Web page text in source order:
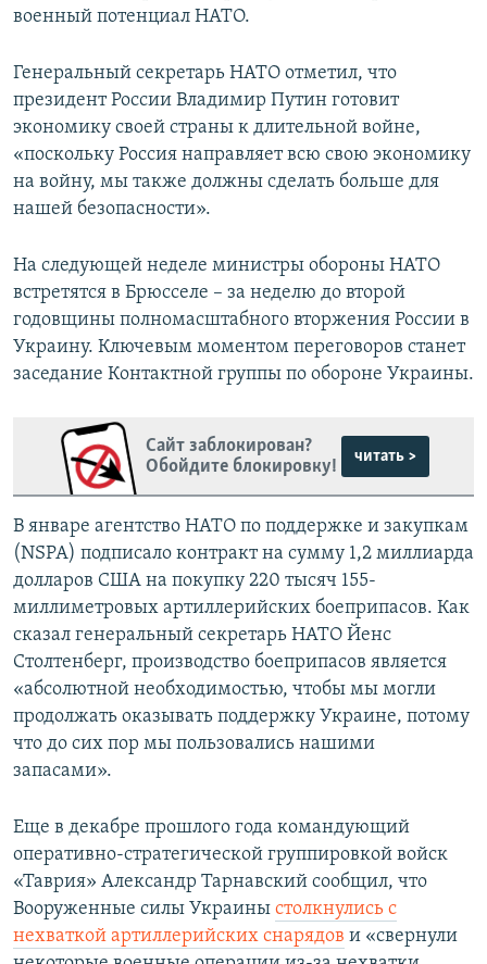
военный потенциал НАТО.
Генеральный секретарь НАТО отметил, что
президент России Владимир Путин готовит
экономику своей страны к длительной войне,
«поскольку Россия направляет всю свою экономику
на войну, мы также должны сделать больше для
нашей безопасности».
На следующей неделе министры обороны НАТО
встретятся в Брюсселе – за неделю до второй
годовщины полномасштабного вторжения России в
Украину. Ключевым моментом переговоров станет
заседание Контактной группы по обороне Украины.
Сайт заблокирован?
Обойдите блокировку!
читать >
В январе агентство НАТО по поддержке и закупкам
(NSPA) подписало контракт на сумму 1,2 миллиарда
долларов США на покупку 220 тысяч 155-
миллиметровых артиллерийских боеприпасов. Как
сказал генеральный секретарь НАТО Йенс
Столтенберг, производство боеприпасов является
«абсолютной необходимостью, чтобы мы могли
продолжать оказывать поддержку Украине, потому
что до сих пор мы пользовались нашими
запасами».
Еще в декабре прошлого года командующий
оперативно-стратегической группировкой войск
«Таврия» Александр Тарнавский сообщил, что
Вооруженные силы Украины столкнулись с
нехваткой артиллерийских снарядов и «свернули